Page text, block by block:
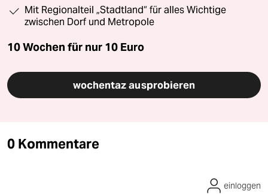
Mit Regionalteil „Stadtland“ für alles Wichtige
zwischen Dorf und Metropole
10 Wochen für nur 10 Euro
wochentaz ausprobieren
0 Kommentare
einloggen